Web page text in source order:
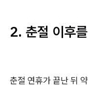
2. 춘절 이후
춘절 연휴가 끝난 뒤